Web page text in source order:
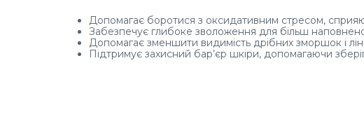
Допомагає боротися з оксидативним стресом,
Забезпечує глибоке зволоження для більш
Допомагає зменшити видимість дрібних зморшок і
Підтримує захисний бар’єр шкіри, допомагаючи